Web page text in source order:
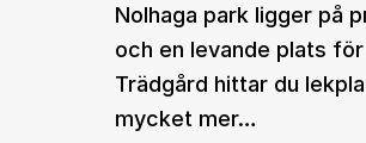
Nolhaga park ligger på
och en levande plats
Trädgård hittar du
mycket mer…